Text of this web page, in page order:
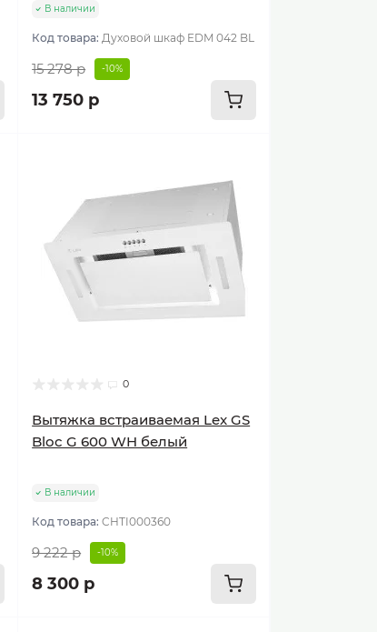
В наличии
Код товара:Духовой шкаф EDM 042 BL
15 278 р -10%
13 750 р
0
Вытяжка встраиваемая Lex GS
Bloc G 600 WH белый
В наличии
Код товара:CHTI000360
9 222 р -10%
8 300 р